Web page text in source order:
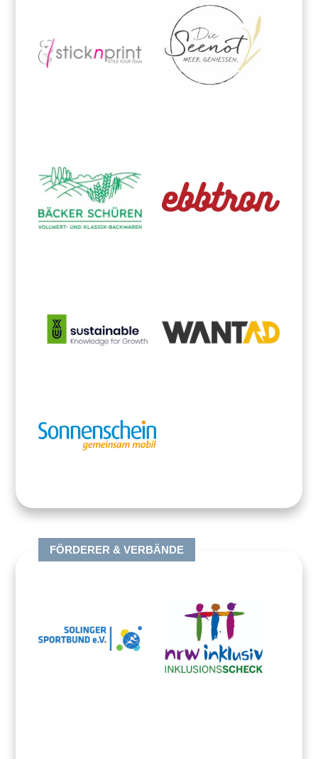
FÖRDERER & VERBÄNDE